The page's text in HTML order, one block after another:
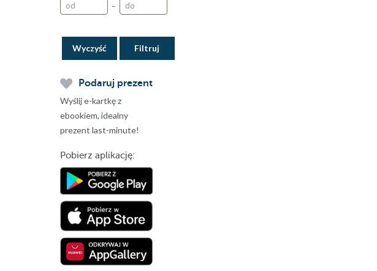
–
Wyczyść
Podaruj prezent
Wyślij e-kartkę z
ebookiem, idealny
prezent last-minute!
Pobierz aplikację: